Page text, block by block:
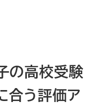
の高校受験
合う評価ア